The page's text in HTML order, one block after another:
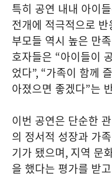
특히 공연 내내 아이
전개에 적극적으로
부모들 역시 높은 만
호자들은 “아이들이
었다”, “가족이 함께
아졌으면 좋겠다”는
이번 공연은 단순한
의 정서적 성장과 가
기가 됐으며, 지역 문
을 했다는 평가를 받